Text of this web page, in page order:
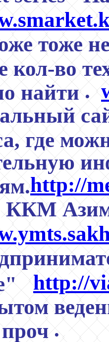
тоже
кол-во
найти.
где
http://
ККМ
http://
.